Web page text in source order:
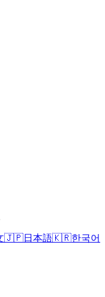
🇯🇵日本語🇰🇷한국어